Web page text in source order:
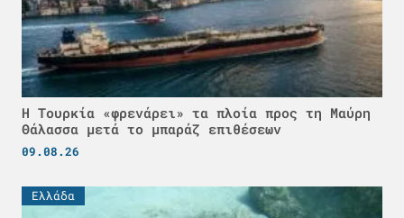
Η Τουρκία «φρενάρει» τα πλοία προς τη Μαύρη
Θάλασσα μετά το μπαράζ επιθέσεων
09.08.26
Ελλάδα